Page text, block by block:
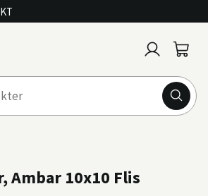
inn
Ambar 10x10 Flis